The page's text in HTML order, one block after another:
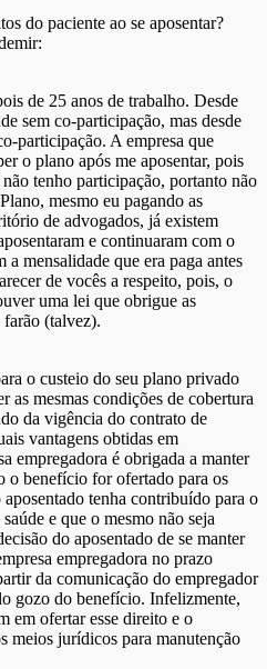
do paciente ao se aposentar?
de 25 anos de trabalho. Desde
sem co-participação, mas desde
participação. A empresa que
o plano após me aposentar, pois
tenho participação, portanto não
mesmo eu pagando as
de advogados, já existem
e continuaram com o
a mensalidade que era paga antes
de vocês a respeito, pois, o
uma lei que obrigue as
farão (talvez).
o custeio do seu plano privado
as mesmas condições de cobertura
da vigência do contrato de
vantagens obtidas em
empregadora é obrigada a manter
o benefício for ofertado para os
tenha contribuído para o
e que o mesmo não seja
do aposentado de se manter
empregadora no prazo
da comunicação do empregador
gozo do benefício. Infelizmente,
em ofertar esse direito e o
meios jurídicos para manutenção